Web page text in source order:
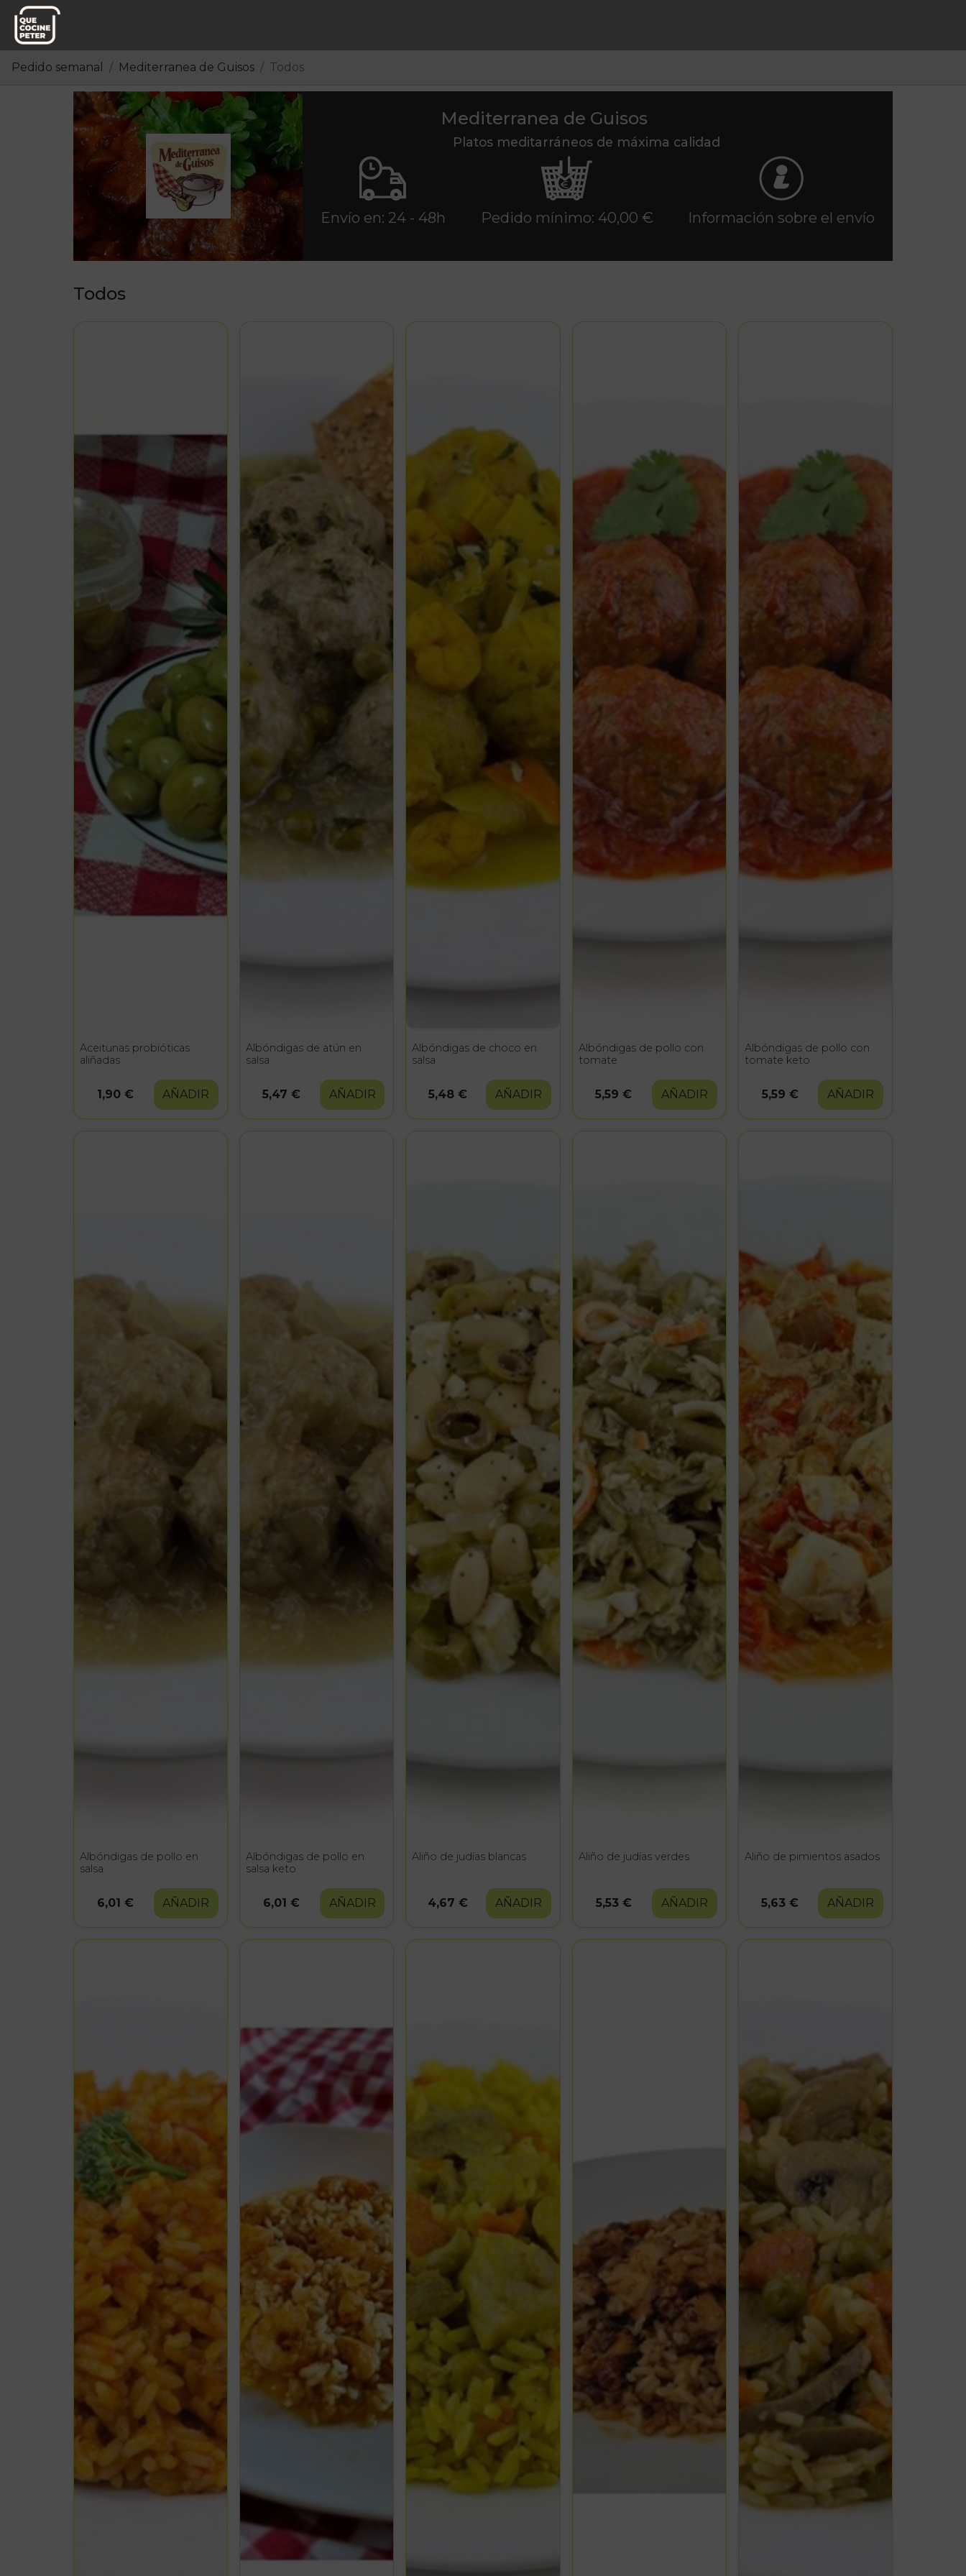
Pedido semanal Mediterranea de Guisos Todos
Mediterranea de Guisos
Platos meditarráneos de máxima calidad
Envío en: 24 - 48h Pedido mínimo: 40,00 € Información sobre el envío
Todos
Aceitunas probióticas
aliñadas
1,90 € AÑADIR
Albóndigas de atún en
salsa
5,47 € AÑADIR
Albóndigas de choco en
salsa
5,48 € AÑADIR
Albóndigas de pollo con
tomate
5,59 € AÑADIR
Albóndigas de pollo con
tomate keto
5,59 € AÑADIR
Albóndigas de pollo en
salsa
6,01 € AÑADIR
Albóndigas de pollo en
salsa keto
6,01 € AÑADIR
Aliño de judías blancas
4,67 € AÑADIR
Aliño de judías verdes
5,53 € AÑADIR
Aliño de pimientos asados
5,63 € AÑADIR